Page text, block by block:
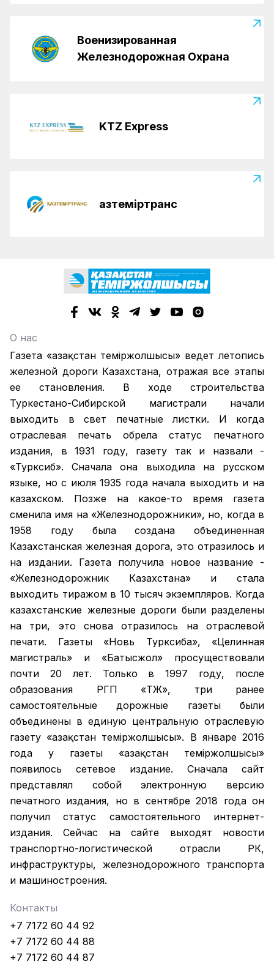
Военизированная
Железнодорожная Охрана
KTZ Express
Қазтеміртранс
О нас
Газета «Қазақстан теміржолшысы» ведет летопись
железной дороги Казахстана, отражая все этапы
ее становления. В ходе строительства
Туркестано-Сибирской магистрали начали
выходить в свет печатные листки. И когда
отраслевая печать обрела статус печатного
издания, в 1931 году, газету так и назвали -
«Турксиб». Сначала она выходила на русском
языке, но с июля 1935 года начала выходить и на
казахском. Позже на какое-то время газета
сменила имя на «Железнодорожники», но, когда в
1958 году была создана объединенная
Казахстанская железная дорога, это отразилось и
на издании. Газета получила новое название -
«Железнодорожник Казахстана» и стала
выходить тиражом в 10 тысяч экземпляров. Когда
казахстанские железные дороги были разделены
на три, это снова отразилось на отраслевой
печати. Газеты «Новь Турксиба», «Целинная
магистраль» и «Батысжол» просуществовали
почти 20 лет. Только в 1997 году, после
образования РГП «ҚТЖ», три ранее
самостоятельные дорожные газеты были
объединены в единую центральную отраслевую
газету «Қазақстан темiржолшысы». В январе 2016
года у газеты «Қазақстан теміржолшысы»
появилось сетевое издание. Сначала сайт
представлял собой электронную версию
печатного издания, но в сентябре 2018 года он
получил статус самостоятельного интернет-
издания. Сейчас на сайте выходят новости
транспортно-логистической отрасли РК,
инфраструктуры, железнодорожного транспорта
и машиностроения.
Контакты
+7 7172 60 44 92
+7 7172 60 44 88
+7 7172 60 44 87